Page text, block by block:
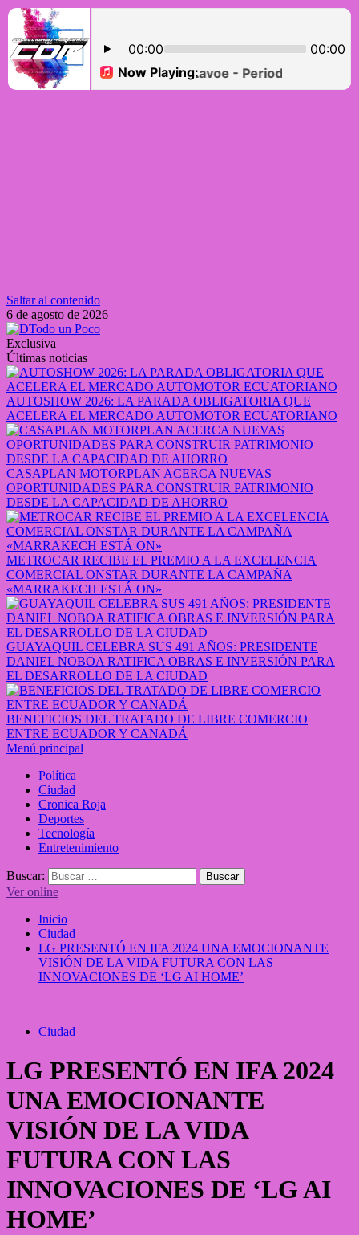
Saltar al contenido
6 de agosto de 2026
Exclusiva
Últimas noticias
AUTOSHOW 2026: LA PARADA OBLIGATORIA QUE
ACELERA EL MERCADO AUTOMOTOR ECUATORIANO
CASAPLAN MOTORPLAN ACERCA NUEVAS
OPORTUNIDADES PARA CONSTRUIR PATRIMONIO
DESDE LA CAPACIDAD DE AHORRO
METROCAR RECIBE EL PREMIO A LA EXCELENCIA
COMERCIAL ONSTAR DURANTE LA CAMPAÑA
«MARRAKECH ESTÁ ON»
GUAYAQUIL CELEBRA SUS 491 AÑOS: PRESIDENTE
DANIEL NOBOA RATIFICA OBRAS E INVERSIÓN PARA
EL DESARROLLO DE LA CIUDAD
BENEFICIOS DEL TRATADO DE LIBRE COMERCIO
ENTRE ECUADOR Y CANADÁ
Menú principal
Política
Ciudad
Cronica Roja
Deportes
Tecnología
Entretenimiento
Buscar:
Ver online
Inicio
Ciudad
LG PRESENTÓ EN IFA 2024 UNA EMOCIONANTE
VISIÓN DE LA VIDA FUTURA CON LAS
INNOVACIONES DE ‘LG AI HOME’
Ciudad
LG PRESENTÓ EN IFA 2024
UNA EMOCIONANTE
VISIÓN DE LA VIDA
FUTURA CON LAS
INNOVACIONES DE ‘LG AI
HOME’